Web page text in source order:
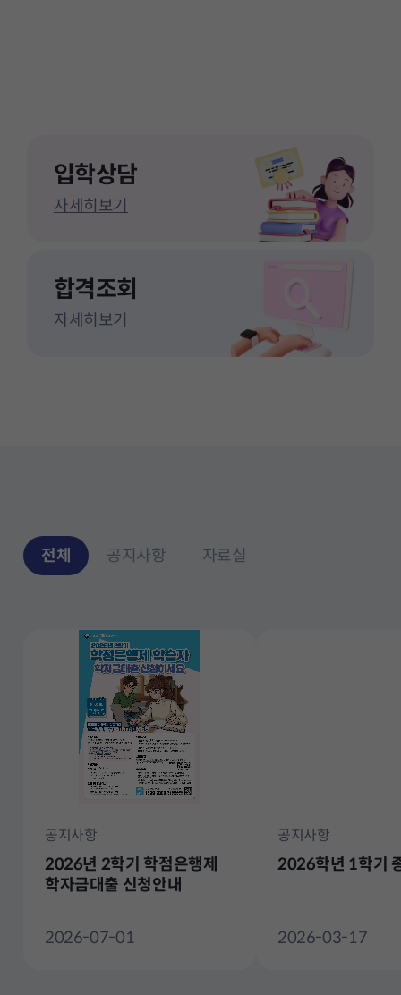
입학상담
자세히보기
합격조회
자세히보기
전체 공지사항 자료실
공지사항
2026년 2학기 학점은행제
학자금대출 신청안내
2026-07-01
공지사항
2026학년 1학기
2026-03-17